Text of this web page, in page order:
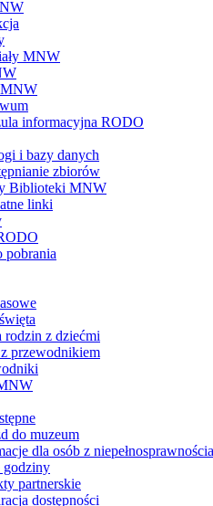
MNW
informacyjna RODO
i bazy danych
zbiorów
Biblioteki MNW
linki
pobrania
rodzin z dziećmi
przewodnikiem
do muzeum
dla osób z
godziny
partnerskie
dostępności